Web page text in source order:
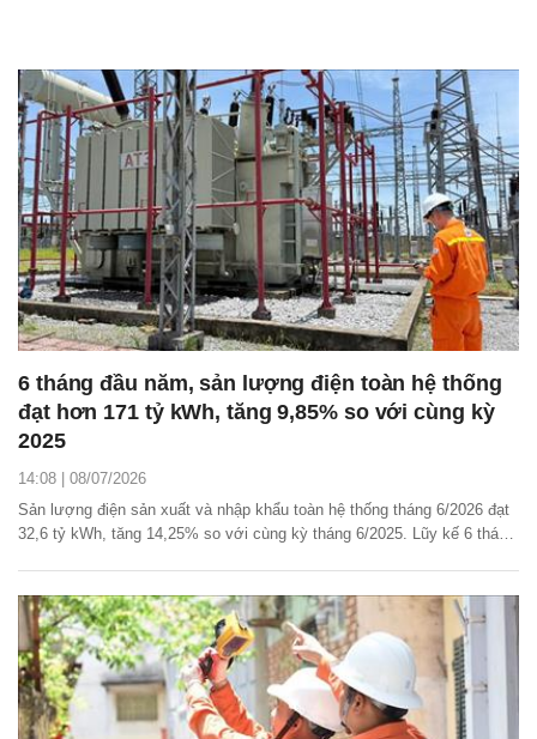
6 tháng đầu năm, sản lượng điện toàn hệ thống
đạt hơn 171 tỷ kWh, tăng 9,85% so với cùng kỳ
2025
14:08 | 08/07/2026
Sản lượng điện sản xuất và nhập khẩu toàn hệ thống tháng 6/2026 đạt
32,6 tỷ kWh, tăng 14,25% so với cùng kỳ tháng 6/2025. Lũy kế 6 tháng